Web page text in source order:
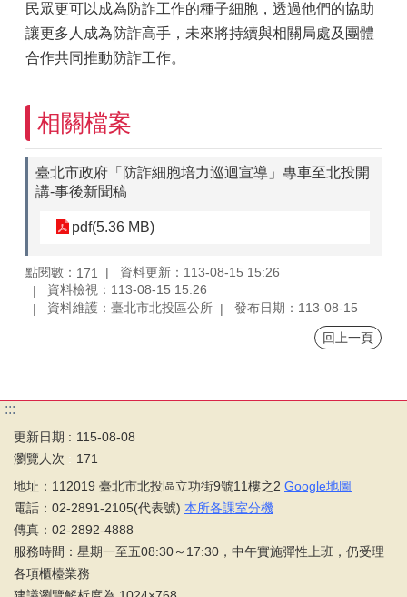
民眾更可以成為防詐工作的種子細胞，透過他們的協助
讓更多人成為防詐高手，未來將持續與相關局處及團體
合作共同推動防詐工作。
相關檔案
臺北市政府「防詐細胞培力巡迴宣導」專車至北投開
講-事後新聞稿
pdf(5.36 MB)
點閱數： 171
資料更新：113-08-15 15:26
資料檢視：113-08-15 15:26
資料維護：臺北市北投區公所
發布日期：113-08-15
回上一頁
:::
更新日期
115-08-08
瀏覽人次
171
地址：112019 臺北市北投區立功街9號11樓之2 Google地圖
電話：02-2891-2105(代表號) 本所各課室分機
傳真：02-2892-4888
服務時間：星期一至五08:30～17:30，中午實施彈性上班，仍受理
各項櫃檯業務